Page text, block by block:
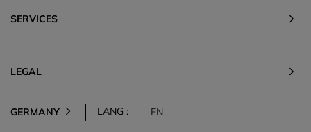
SERVICES
LEGAL
GERMANY LANG : EN